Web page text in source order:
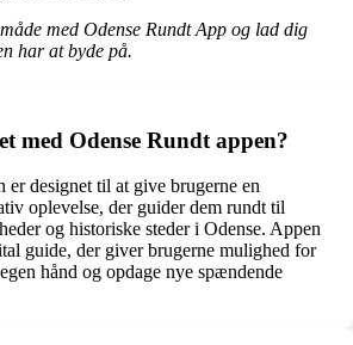
med Odense Rundt App og lad dig
har at byde på.
med Odense Rundt appen?
er designet til at give brugerne en
oplevelse, der guider dem rundt til
og historiske steder i Odense. Appen
guide, der giver brugerne mulighed for
hånd og opdage nye spændende